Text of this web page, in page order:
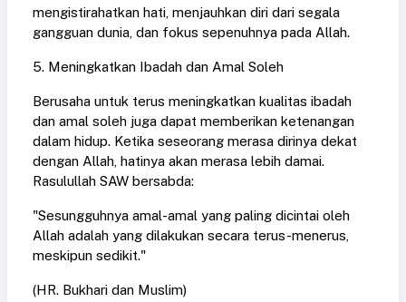
mengistirahatkan hati, menjauhkan diri dari segala
gangguan dunia, dan fokus sepenuhnya pada Allah.
5. Meningkatkan Ibadah dan Amal Soleh
Berusaha untuk terus meningkatkan kualitas ibadah
dan amal soleh juga dapat memberikan ketenangan
dalam hidup. Ketika seseorang merasa dirinya dekat
dengan Allah, hatinya akan merasa lebih damai.
Rasulullah SAW bersabda:
"Sesungguhnya amal-amal yang paling dicintai oleh
Allah adalah yang dilakukan secara terus-menerus,
meskipun sedikit."
(HR. Bukhari dan Muslim)